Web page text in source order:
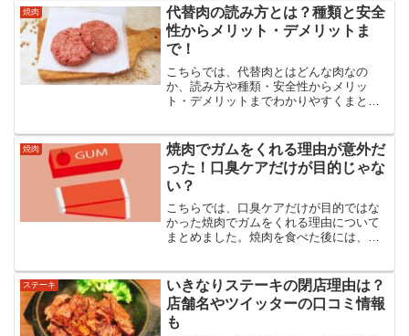
ないでしょうか？また、実際にはどっち
が多く使われているのでしょうか？
焼肉
代替肉の読み方とは？種類と安全
性からメリット・デメリットま
で！
こちらでは、代替肉とはどんな肉なの
か、読み方や種類・安全性からメリッ
ト・デメリットまでわかりやすくまとめ
す。読み方はどう読んでどんな種類があ
って安全性はどうなのでしょうか？
焼肉
焼肉でガムをくれる理由が意外だ
った！口臭ケアだけが目的じゃな
い？
こちらでは、口臭ケアだけが目的ではな
かった焼肉でガムをくれる理由について
まとめました。焼肉を食べた後には、た
思っていませんか？知ればなるほどとい
うガムをくれる理由とは？
ステーキ
いきなりステーキの閉店理由は？
店舗名やツイッターの口コミ情報
も